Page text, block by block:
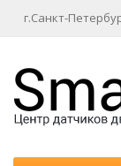
г.Санкт-